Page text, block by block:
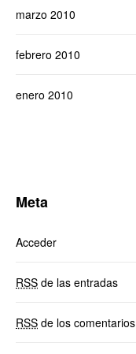
marzo 2010
febrero 2010
enero 2010
Meta
Acceder
RSS de las entradas
RSS de los comentarios